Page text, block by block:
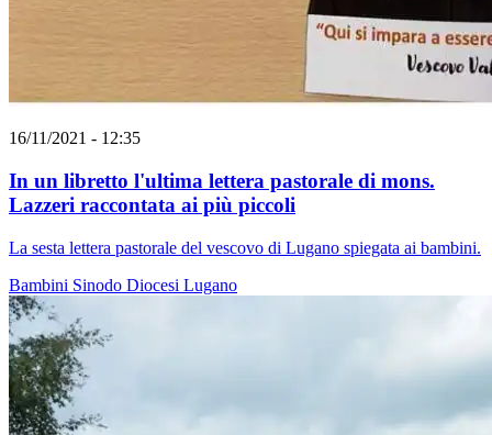
16/11/2021 - 12:35
In un libretto l'ultima lettera pastorale di mons.
Lazzeri raccontata ai più piccoli
La sesta lettera pastorale del vescovo di Lugano spiegata ai bambini.
Bambini Sinodo Diocesi Lugano